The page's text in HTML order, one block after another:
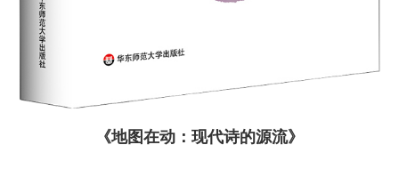
《地图在动：现代诗的源流》